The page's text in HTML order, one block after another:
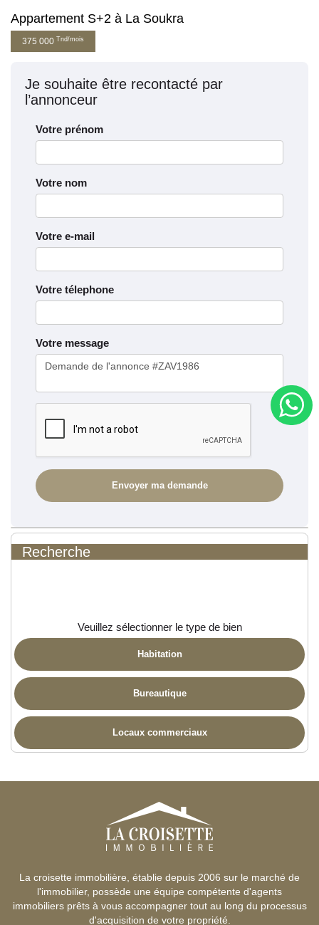
Appartement S+2 à La Soukra
375 000 Tnd/mois
Je souhaite être recontacté par
l’annonceur
Votre prénom
Votre nom
Votre e-mail
Votre télephone
Votre message
Recherche
Veuillez sélectionner le type de bien
Habitation
Bureautique
Locaux commerciaux
La croisette immobilière, établie depuis 2006 sur le marché de
l'immobilier, possède une équipe compétente d'agents
immobiliers prêts à vous accompagner tout au long du processus
d'acquisition de votre propriété.